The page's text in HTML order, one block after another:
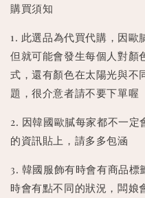
購買須知
1. 此選品為代買代購，因歐
但就可能會發生每個人對顏
式，還有顏色在太陽光與不
題，很介意者請不要下單喔
2. 因韓國歐膩每家都不一
的資訊貼上，請多多包涵
3. 韓國服飾有時會有商品
時會有點不同的狀況，闆娘